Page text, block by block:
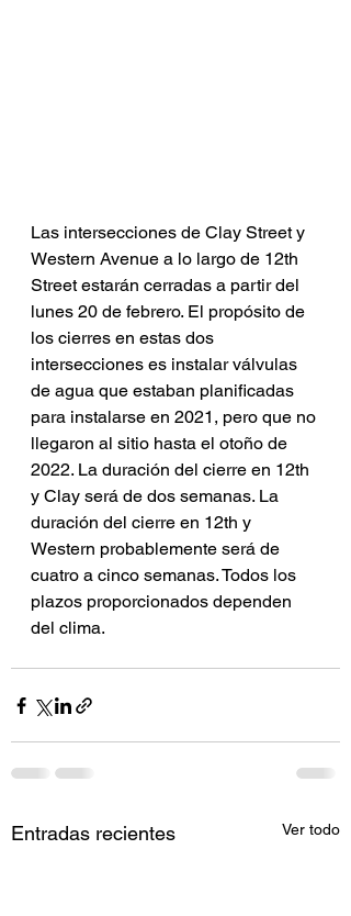
Las intersecciones de Clay Street y
Western Avenue a lo largo de 12th
Street estarán cerradas a partir del
lunes 20 de febrero. El propósito de
los cierres en estas dos
intersecciones es instalar válvulas
de agua que estaban planificadas
para instalarse en 2021, pero que no
llegaron al sitio hasta el otoño de
2022. La duración del cierre en 12th
y Clay será de dos semanas. La
duración del cierre en 12th y
Western probablemente será de
cuatro a cinco semanas. Todos los
plazos proporcionados dependen
del clima.
Entradas recientes Ver todo